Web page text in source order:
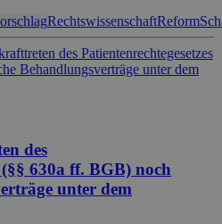
RechtswissenschaftReform
des
(§§ 630a ff. BGB) noch
unter dem